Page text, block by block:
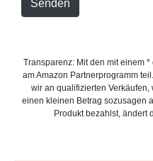
Senden
Transparenz: Mit den mit einem
am Amazon Partnerprogramm
wir an qualifizierten
einen kleinen Betrag sozusagen
Produkt bezahlst, ändert